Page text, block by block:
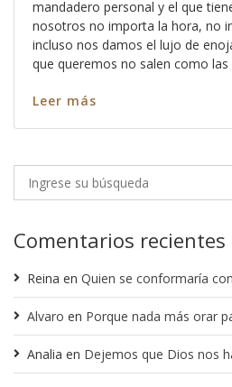
mandadero personal y el que
nosotros no importa la hora, no
incluso nos damos el lujo de
que queremos no salen como las
Leer más
Comentarios recientes
Reina en Quien se conformaría
Alvaro en Porque nada más orar
Analia en Dejemos que Dios nos